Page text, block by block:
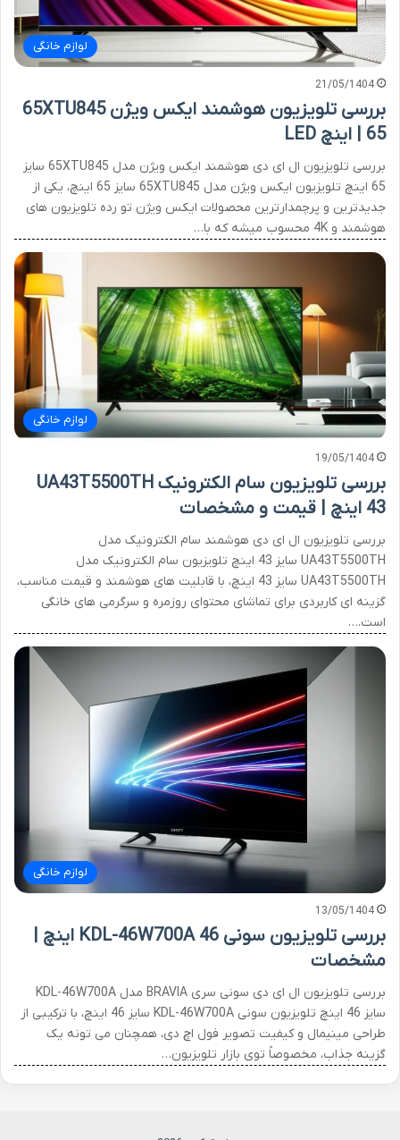
لوازم خانگی
21/05/1404
بررسی تلویزیون هوشمند ایکس ویژن 65XTU845
| 65 اینچ LED
بررسی تلویزیون ال ای دی هوشمند ایکس ویژن مدل 65XTU845 سایز
65 اینچ تلویزیون ایکس ویژن مدل 65XTU845 سایز 65 اینچ، یکی از
جدیدترین و پرچمدارترین محصولات ایکس ویژن تو رده تلویزیون های
هوشمند و 4K محسوب میشه که با…
لوازم خانگی
19/05/1404
بررسی تلویزیون سام الکترونیک UA43T5500TH
43 اینچ | قیمت و مشخصات
بررسی تلویزیون ال ای دی هوشمند سام الکترونیک مدل
UA43T5500TH سایز 43 اینچ تلویزیون سام الکترونیک مدل
UA43T5500TH سایز 43 اینچ، با قابلیت های هوشمند و قیمت مناسب،
گزینه ای کاربردی برای تماشای محتوای روزمره و سرگرمی های خانگی
است.…
لوازم خانگی
13/05/1404
بررسی تلویزیون سونی KDL-46W700A 46 اینچ |
مشخصات
بررسی تلویزیون ال ای دی سونی سری BRAVIA مدل KDL-46W700A
سایز 46 اینچ تلویزیون سونی KDL-46W700A سایز 46 اینچ، با ترکیبی از
طراحی مینیمال و کیفیت تصویر فول اچ دی، همچنان می تونه یک
گزینه جذاب، مخصوصاً توی بازار تلویزیون…